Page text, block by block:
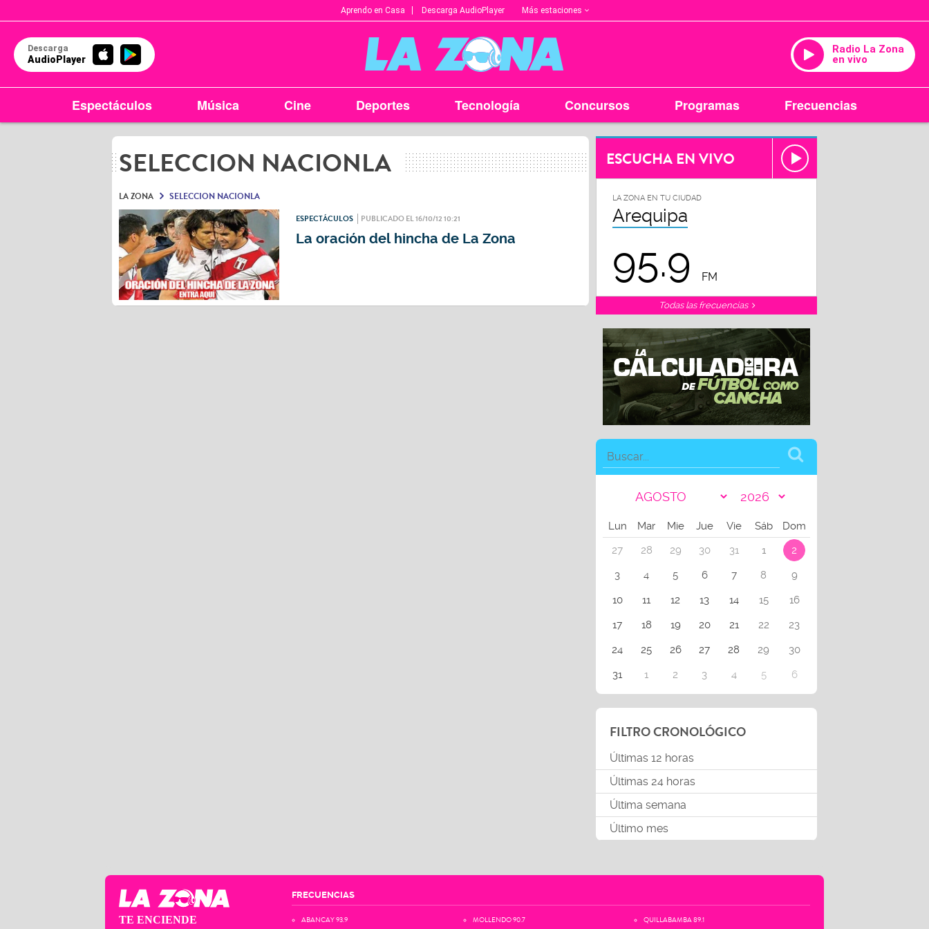
Aprendo en Casa Descarga AudioPlayer Más estaciones
Descarga
AudioPlayer
Radio La Zona
en vivo
Espectáculos Música Cine Deportes Tecnología Concursos Programas Frecuencias
SELECCION NACIONLA
LA ZONA SELECCION NACIONLA
ESPECTÁCULOS PUBLICADO EL 16/10/12 10:21
La oración del hincha de La Zona
ESCUCHA EN VIVO
LA ZONA EN TU CIUDAD
Arequipa
95.9 FM
Todas las frecuencias
Lun Mar Mie Jue Vie Sáb
Dom
27
28 29 30 31 1
2
3
4 5 6 7 8
9
10
11 12 13 14 15
16
17
18 19 20 21 22
23
24
25 26 27 28 29
30
31
1 2 3 4 5 6
FILTRO CRONOLÓGICO
Últimas 12 horas
Últimas 24 horas
Última semana
Último mes
TE ENCIENDE
FRECUENCIAS
ABANCAY 93.9 MOLLENDO 90.7 QUILLABAMBA 89.1